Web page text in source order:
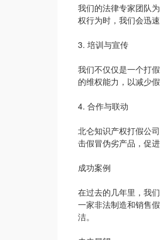
我们的法律专家团队
权行为时，我们会迅
3. 培训与宣传
我们不仅仅是一个打
的维权能力，以减少
4. 合作与联动
北仑知识产权打假公
击假冒伪劣产品，促进
成功案例
在过去的几年里，我
一家非法制造和销售
洁。